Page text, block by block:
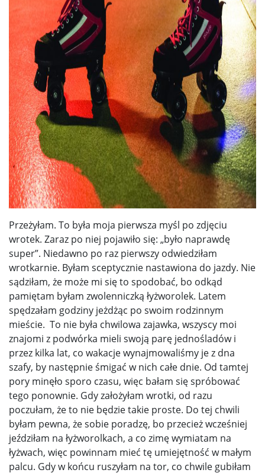
Przeżyłam. To była moja pierwsza myśl po zdjęciu
wrotek. Zaraz po niej pojawiło się: „było naprawdę
super”. Niedawno po raz pierwszy odwiedziłam
wrotkarnie. Byłam sceptycznie nastawiona do jazdy. Nie
sądziłam, że może mi się to spodobać, bo odkąd
pamiętam byłam zwolenniczką łyżworolek. Latem
spędzałam godziny jeżdżąc po swoim rodzinnym
mieście. To nie była chwilowa zajawka, wszyscy moi
znajomi z podwórka mieli swoją parę jednośladów i
przez kilka lat, co wakacje wynajmowaliśmy je z dna
szafy, by następnie śmigać w nich całe dnie. Od tamtej
pory minęło sporo czasu, więc bałam się spróbować
tego ponownie. Gdy założyłam wrotki, od razu
poczułam, że to nie będzie takie proste. Do tej chwili
byłam pewna, że sobie poradzę, bo przecież wcześniej
jeździłam na łyżworolkach, a co zimę wymiatam na
łyżwach, więc powinnam mieć tę umiejętność w małym
palcu. Gdy w końcu ruszyłam na tor, co chwile gubiłam